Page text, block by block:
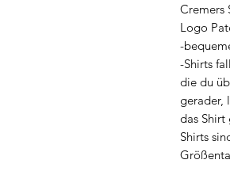
Cremers
Logo
-
-Shirts
die du
gerader,
das Shirt
Shirts